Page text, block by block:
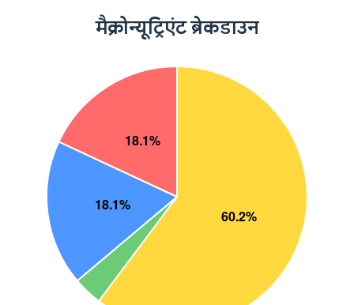
मैक्रोन्यूट्रिएंट ब्रेकडाउन